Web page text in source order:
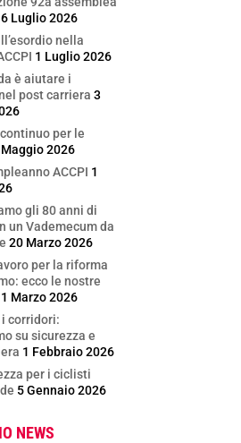
6 Luglio 2026
nella
1 Luglio 2026
è aiutare i
post carriera 3
per le
Maggio 2026
ACCPI 1
gli 80 anni di
un Vademecum da
20 Marzo 2026
per la riforma
ecco le nostre
1 Marzo 2026
corridori:
su sicurezza e
1 Febbraio 2026
per i ciclisti
5 Gennaio 2026
NEWS